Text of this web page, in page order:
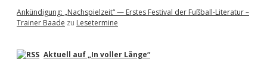
Ankündigung: „Nachspielzeit“ — Erstes Festival der Fußball-Literatur –
Trainer Baade zu Lesetermine
Aktuell auf „In voller Länge“